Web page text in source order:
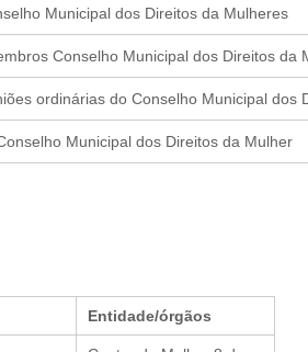
Municipal dos Direitos da Mulheres
Conselho Municipal dos Direitos da
ordinárias do Conselho Municipal dos
Municipal dos Direitos da Mulher
Entidade/órgãos